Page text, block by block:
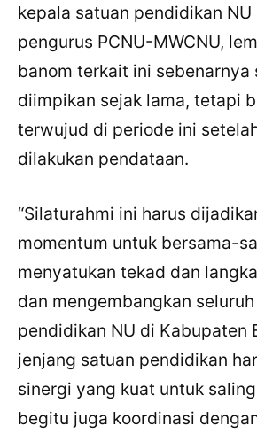
kepala satuan pendidikan NU
pengurus PCNU-MWCNU,
banom terkait ini sebenarnya
diimpikan sejak lama, tetapi
terwujud di periode ini
dilakukan pendataan.
“Silaturahmi ini harus
momentum untuk bersama-
menyatukan tekad dan
dan mengembangkan
pendidikan NU di Kabupaten
jenjang satuan pendidikan
sinergi yang kuat untuk
begitu juga koordinasi